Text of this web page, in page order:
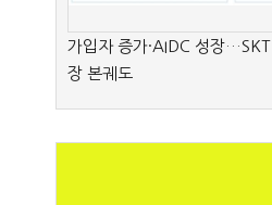
가입자 증가·AIDC 성장
장 본궤도